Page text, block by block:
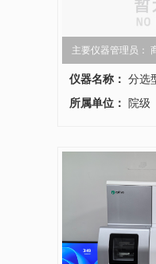
主要仪器管理员：
仪器名称： 分选
医学部共享平台
所属单位： 院级